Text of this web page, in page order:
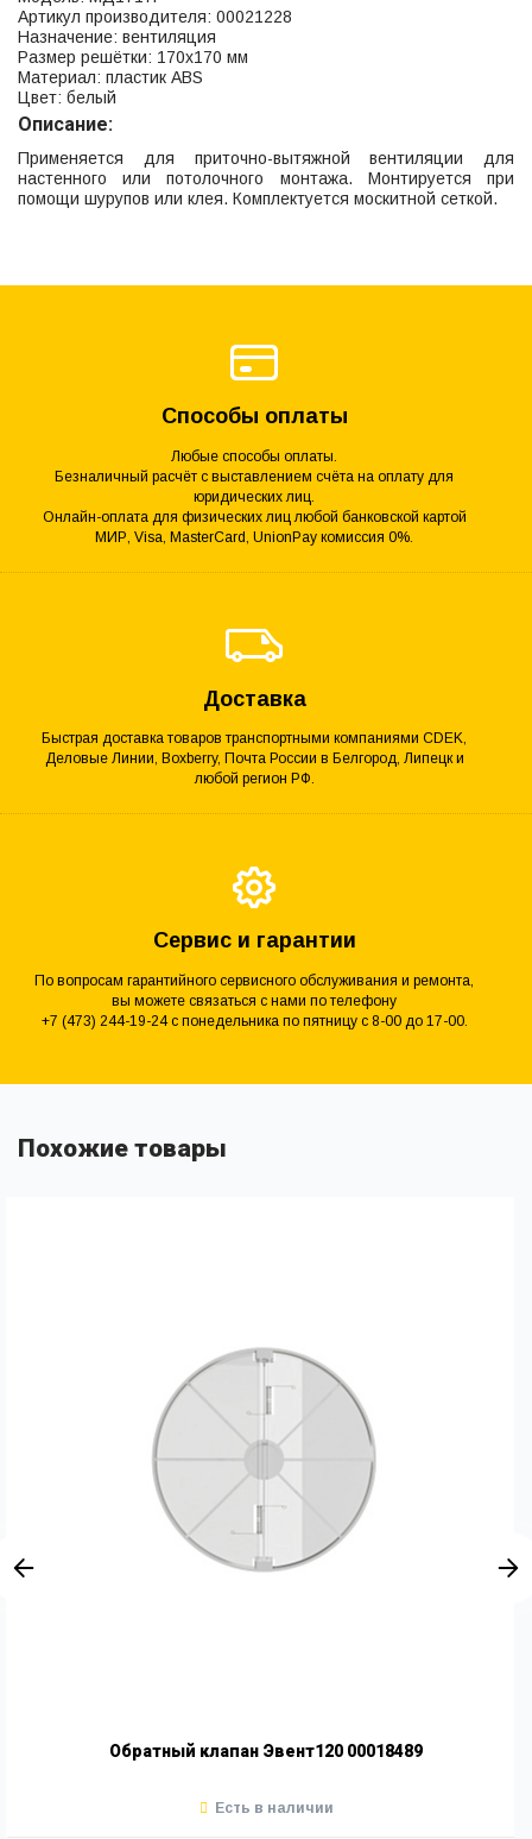
Артикул производителя: 00021228
Назначение: вентиляция
Размер решётки: 170х170 мм
Материал: пластик ABS
Цвет: белый
Описание:
Применяется для приточно-вытяжной вентиляции для
настенного или потолочного монтажа. Монтируется при
помощи шурупов или клея. Комплектуется москитной сеткой.
Способы оплаты
Любые способы оплаты.
Безналичный расчёт с выставлением счёта на оплату для
юридических лиц.
Онлайн-оплата для физических лиц любой банковской картой
МИР, Visa, MasterCard, UnionPay комиссия 0%.
Доставка
Быстрая доставка товаров транспортными компаниями CDEK,
Деловые Линии, Boxberry, Почта России в Белгород, Липецк и
любой регион РФ.
Сервис и гарантии
По вопросам гарантийного сервисного обслуживания и ремонта,
вы можете связаться с нами по телефону
+7 (473) 244-19-24 с понедельника по пятницу с 8-00 до 17-00.
Похожие товары
Обратный клапан Эвент120 00018489
Есть в наличии